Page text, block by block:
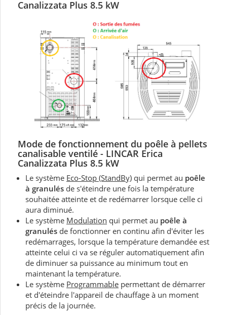
Canalizzata Plus 8.5 kW
Mode de fonctionnement du poêle à pellets
canalisable ventilé - LINCAR Erica
Canalizzata Plus 8.5 kW
Le système Eco-Stop (StandBy) qui permet au poêle
à granulés de s'éteindre une fois la température
souhaitée atteinte et de redémarrer lorsque celle ci
aura diminué.
Le système Modulation qui permet au poêle à
granulés de fonctionner en continu afin d'éviter les
redémarrages, lorsque la température demandée est
atteinte celui ci va se réguler automatiquement afin
de diminuer sa puissance au minimum tout en
maintenant la température.
Le système Programmable permettant de démarrer
et d'éteindre l'appareil de chauffage à un moment
précis de la journée.